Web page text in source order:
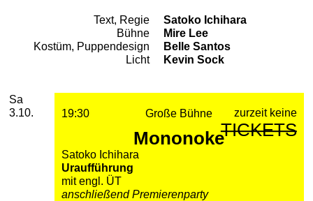
Team
Text, Regie
Satoko Ichihara
Bühne
Mire Lee
Kostüm, Puppendesign
Belle Santos
Licht
Kevin Sock
Aufführungen
2026
Oktober
Samstag, 03. Oktober 2026
Sa
3.10.
19:30 Große Bühne
Mononoke
Satoko Ichihara
Uraufführung
mit engl. ÜT
anschließend Premierenparty
zurzeit keine
TICKETS